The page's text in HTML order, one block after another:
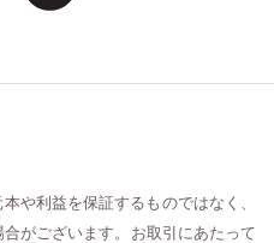
や利益を保証するものではなく、
がございます。お取引にあたって